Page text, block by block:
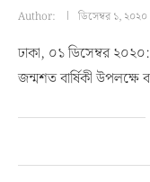
Author: ডিসেম্বর ১, ২০২০
ঢাকা, ০১ ডিসেম্বর
জন্মশত বার্ষিকী উপলক্ষে